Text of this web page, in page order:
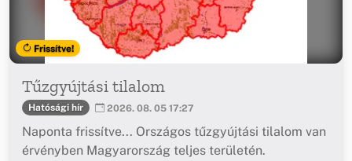
Frissítve!
Tűzgyújtási tilalom
Hatósági hír 2026. 08. 05 17:27
Naponta frissítve... Országos tűzgyújtási tilalom van
érvényben Magyarország teljes területén.